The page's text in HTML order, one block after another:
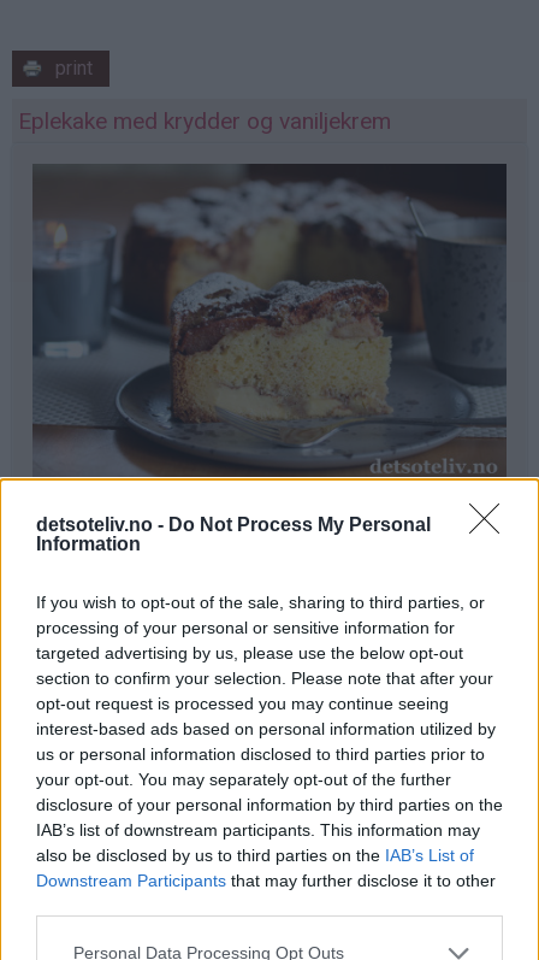
detsoteliv.no - Do Not Process My Personal
Information
If you wish to opt-out of the sale, sharing to third parties, or
processing of your personal or sensitive information for
targeted advertising by us, please use the below opt-out
section to confirm your selection. Please note that after your
opt-out request is processed you may continue seeing
interest-based ads based on personal information utilized by
us or personal information disclosed to third parties prior to
your opt-out. You may separately opt-out of the further
disclosure of your personal information by third parties on the
IAB’s list of downstream participants. This information may
also be disclosed by us to third parties on the IAB’s List of
Downstream Participants that may further disclose it to other
Personal Data Processing Opt Outs
print
Eplekake med krydder og vaniljekrem
Ingredienser
4 egg
revet skall av 1 sitron
2 dl matfløte
3 ts bakepulver
6 dl hvetemel
100 g smør
Fyll:
4 dl vaniljekrem
- -
5 epler
1 dl sukker
1,5 ss kanel
0,5 ts nellik